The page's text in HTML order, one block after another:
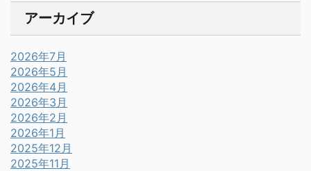
アーカイブ
2026年7月
2026年5月
2026年4月
2026年3月
2026年2月
2026年1月
2025年12月
2025年11月